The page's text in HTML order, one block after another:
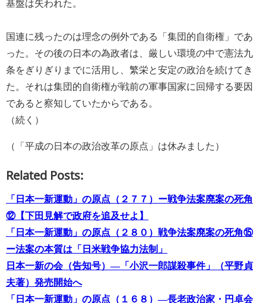
基盤は失われた。
国連に残ったのは理念の例外である「集団的自衛権」であ
った。その後の日本の為政者は、厳しい環境の中で憲法九
条をぎりぎりまでに活用し、繁栄と安定の政治を続けてき
た。それは集団的自衛権が戦前の軍事国家に回帰する要因
であると察知していたからである。
（続く）
（「平成の日本の政治改革の原点」は休みました）
Related Posts:
「日本一新運動」の原点（２７７）ー戦争法案廃案の死角
⑫【下田見解で政府を追及せよ】
「日本一新運動」の原点（２８０）戦争法案廃案の死角⑮
ー法案の本質は「日米戦争協力法制」
日本一新の会（告知号）―「小沢一郎謀殺事件」（平野貞
夫著）発売開始へ
「日本一新運動」の原点（１６８）―長老政治家・円卓会